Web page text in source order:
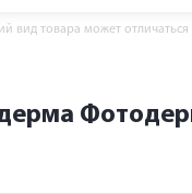
вид товара может